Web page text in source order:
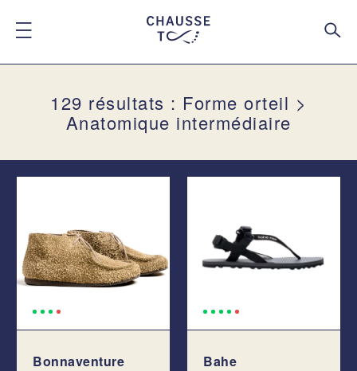
129 résultats : Forme orteil >
Anatomique intermédiaire
Bonnaventure
Bahe